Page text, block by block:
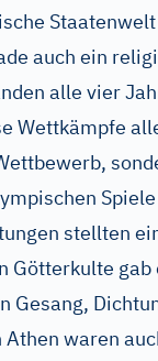
auch ein
alle vier
Wettkämpfe
stellten
Götterkulte gab
Gesang,
waren